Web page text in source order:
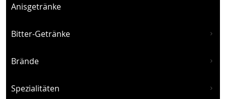
Anisgetränke
Bitter-Getränke
Brände
Spezialitäten